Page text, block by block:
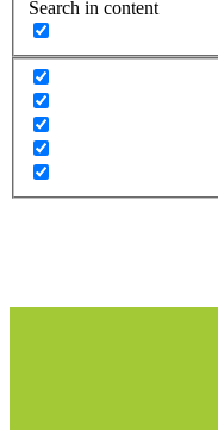
Search in content